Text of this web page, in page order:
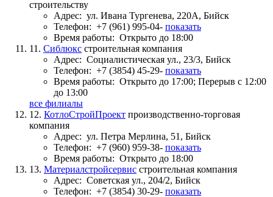
строительству
Адрес: ул. Ивана Тургенева, 220А, Бийск
Телефон: +7 (961) 995-04- показать
Время работы: Открыто до 18:00
11. Сиблюкс строительная компания
Адрес: Социалистическая ул., 23/3, Бийск
Телефон: +7 (3854) 45-29- показать
Время работы: Открыто до 17:00; Перерыв с 12:00
до 13:00
все филиалы
12. КотлоСтройПроект производственно-торговая
компания
Адрес: ул. Петра Мерлина, 51, Бийск
Телефон: +7 (960) 959-38- показать
Время работы: Открыто до 18:00
13. Материалстройсервис строительная компания
Адрес: Советская ул., 204/2, Бийск
Телефон: +7 (3854) 30-29- показать